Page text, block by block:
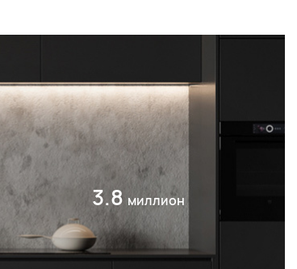
3.8 миллион